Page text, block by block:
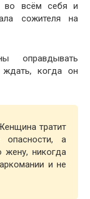
во всём себя и
сожителя на
оправдывать
ждать, когда он
тратит
опасности, а
жену, никогда
и не